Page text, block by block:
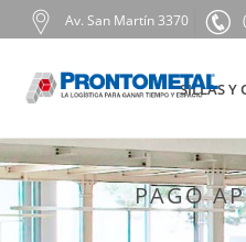
Av. San Martín 3370
SILLAS Y
PAGO